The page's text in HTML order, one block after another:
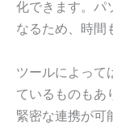
化できます。パ
なるため、時間
ツールによって
ているものもあ
緊密な連携が可